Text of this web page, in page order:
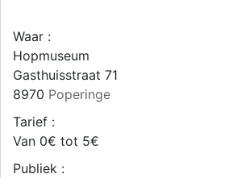
Waar :
Hopmuseum
Gasthuisstraat 71
8970 Poperinge
Tarief :
Van 0€ tot 5€
Publiek :